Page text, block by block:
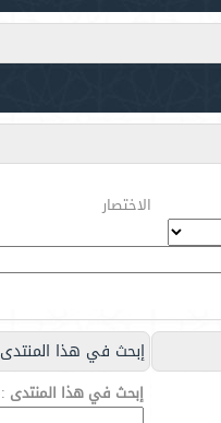
الاختصار
إبحث في هذا المنتدى
إبحث في هذا المنتدى :